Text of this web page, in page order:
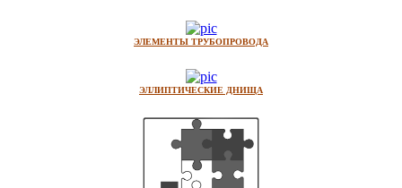
ЭЛЕМЕНТЫ ТРУБОПРОВОДА
ЭЛЛИПТИЧЕСКИЕ ДНИЩА